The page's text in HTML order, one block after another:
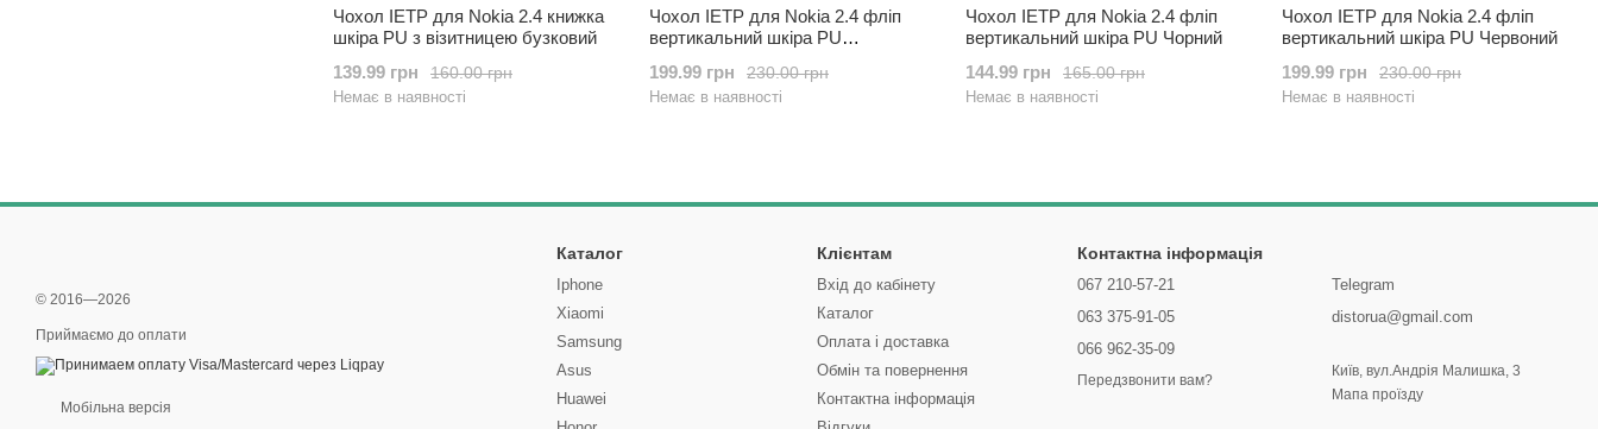
Чохол IETP для Nokia 2.4 книжка
шкіра PU з візитницею бузковий
160.00 грн
139.99 грн
Немає в наявності
Чохол IETP для Nokia 2.4 фліп
вертикальний шкіра PU
230.00 грн
199.99 грн
Немає в наявності
Чохол IETP для Nokia 2.4 фліп
вертикальний шкіра PU Чорний
165.00 грн
144.99 грн
Немає в наявності
Чохол IETP для Nokia 2.4 фліп
вертикальний шкіра PU Червоний
230.00 грн
199.99 грн
Немає в наявності
© 2016—2026
Приймаємо до оплати
Мобільна версія
Каталог
Iphone
Xiaomi
Samsung
Asus
Huawei
Клієнтам
Вхід до кабінету
Каталог
Оплата і доставка
Обмін та повернення
Контактна інформація
Контактна інформація
067 210-57-21
063 375-91-05
066 962-35-09
Передзвонити вам?
Telegram
distorua@gmail.com
Київ, вул.Андрія Малишка, 3
Мапа проїзду